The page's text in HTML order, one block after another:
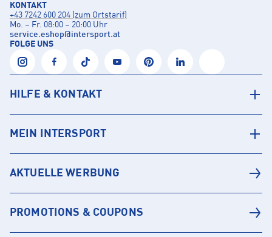
KONTAKT
+43 7242 600 204 (zum Ortstarif)
Mo. – Fr. 08:00 – 20:00 Uhr
service.eshop@intersport.at
FOLGE UNS
HILFE & KONTAKT
MEIN INTERSPORT
AKTUELLE WERBUNG
PROMOTIONS & COUPONS